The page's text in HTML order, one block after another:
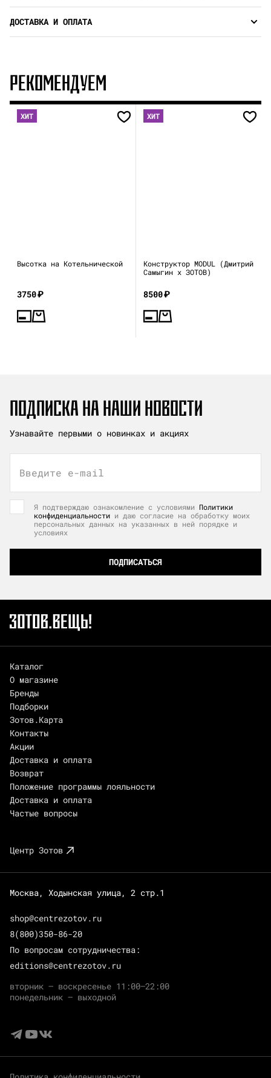
ДОСТАВКА И ОПЛАТА
РЕКОМЕНДУЕМ
ХИТ
Высотка на Котельнической
3750₽
ХИТ
Конструктор MODUL (Дмитрий
Самыгин x ЗОТОВ)
8500₽
ПОДПИСКА НА НАШИ НОВОСТИ
Узнавайте первыми о новинках и акциях
Введите e-mail
Я подтверждаю ознакомление с условиями Политики
конфиденциальности и даю согласие на обработку моих
персональных данных на указанных в ней порядке и
условиях
ПОДПИСАТЬСЯ
Каталог
О магазине
Бренды
Подборки
Зотов.Карта
Контакты
Акции
Доставка и оплата
Возврат
Положение программы лояльности
Доставка и оплата
Частые вопросы
Центр Зотов
Москва, Ходынская улица, 2 стр.1
shop@centrezotov.ru
8(800)350-86-20
По вопросам сотрудничества:
editions@centrezotov.ru
вторник — воскресенье 11:00–22:00
понедельник — выходной